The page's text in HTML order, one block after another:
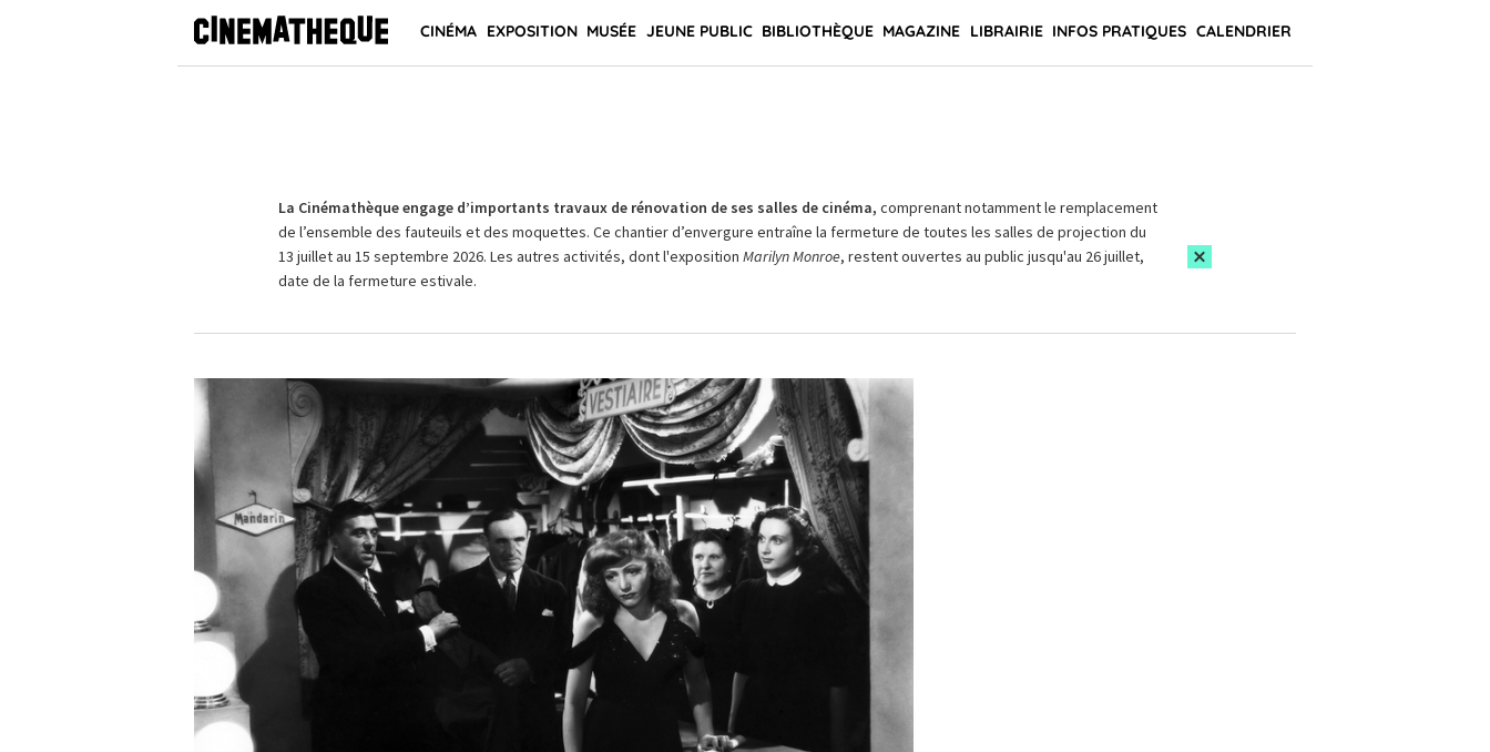
CINÉMA EXPOSITION MUSÉE JEUNE PUBLIC BIBLIOTHÈQUE MAGAZINE LIBRAIRIE INFOS PRATIQUES CALENDRIER
La Cinémathèque engage d’importants travaux de rénovation de ses salles de cinéma, comprenant notamment le remplacement
de l’ensemble des fauteuils et des moquettes. Ce chantier d’envergure entraîne la fermeture de toutes les salles de projection du
13 juillet au 15 septembre 2026. Les autres activités, dont l'exposition Marilyn Monroe, restent ouvertes au public jusqu'au 26 juillet,
date de la fermeture estivale.